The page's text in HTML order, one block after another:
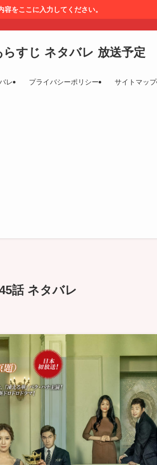
容をここに入力してください。
すじ ネタバレ 放送予定
レ プライバシーポリシー サイトマップ
話 ネタバレ